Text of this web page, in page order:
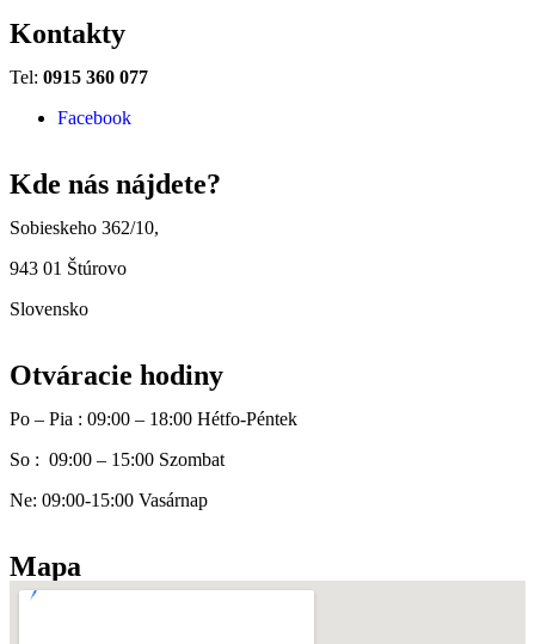
Kontakty
Tel: 0915 360 077
Facebook
Kde nás nájdete?
Sobieskeho 362/10,
943 01 Štúrovo
Slovensko
Otváracie hodiny
Po – Pia : 09:00 – 18:00 Hétfo-Péntek
So : 09:00 – 15:00 Szombat
Ne: 09:00-15:00 Vasárnap
Mapa